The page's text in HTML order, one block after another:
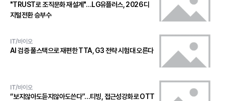
"TRUST로 조직문화 재설계"…LG유플러스, 2026 디
지털전환 승부수
IT/바이오
AI 검증 풀스택으로 재편한 TTA, G3 전략 시험대 오른다
IT/바이오
“보지않아도듣지않아도쓴다”…티빙, 접근성강화로 OTT